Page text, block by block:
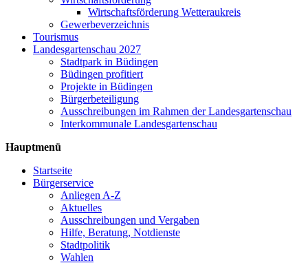
Wirtschaftsförderung Wetteraukreis
Gewerbeverzeichnis
Tourismus
Landesgartenschau 2027
Stadtpark in Büdingen
Büdingen profitiert
Projekte in Büdingen
Bürgerbeteiligung
Ausschreibungen im Rahmen der Landesgartenschau
Interkommunale Landesgartenschau
Hauptmenü
Startseite
Bürgerservice
Anliegen A-Z
Aktuelles
Ausschreibungen und Vergaben
Hilfe, Beratung, Notdienste
Stadtpolitik
Wahlen